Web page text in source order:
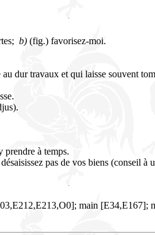
b) (fig.) favorisez-moi.
dur travaux et qui laisse souvent
prendre à temps.
pas de vos biens (conseil à
main [E34,E167];